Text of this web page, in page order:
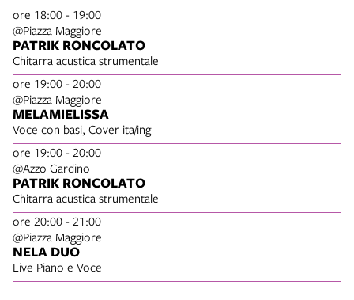
ore 18:00 - 19:00
@Piazza Maggiore
PATRIK RONCOLATO
Chitarra acustica strumentale
ore 19:00 - 20:00
@Piazza Maggiore
MELAMIELISSA
Voce con basi, Cover ita/ing
ore 19:00 - 20:00
@Azzo Gardino
PATRIK RONCOLATO
Chitarra acustica strumentale
ore 20:00 - 21:00
@Piazza Maggiore
NELA DUO
Live Piano e Voce